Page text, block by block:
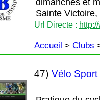
Sainte
Url Directe :
Accueil > Clubs
47) Vélo